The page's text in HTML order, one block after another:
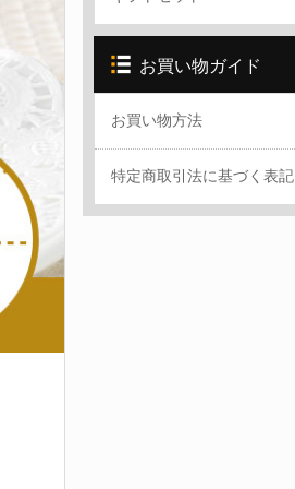
お買い物ガイド
お買い物方法
特定商取引法に基づく表記